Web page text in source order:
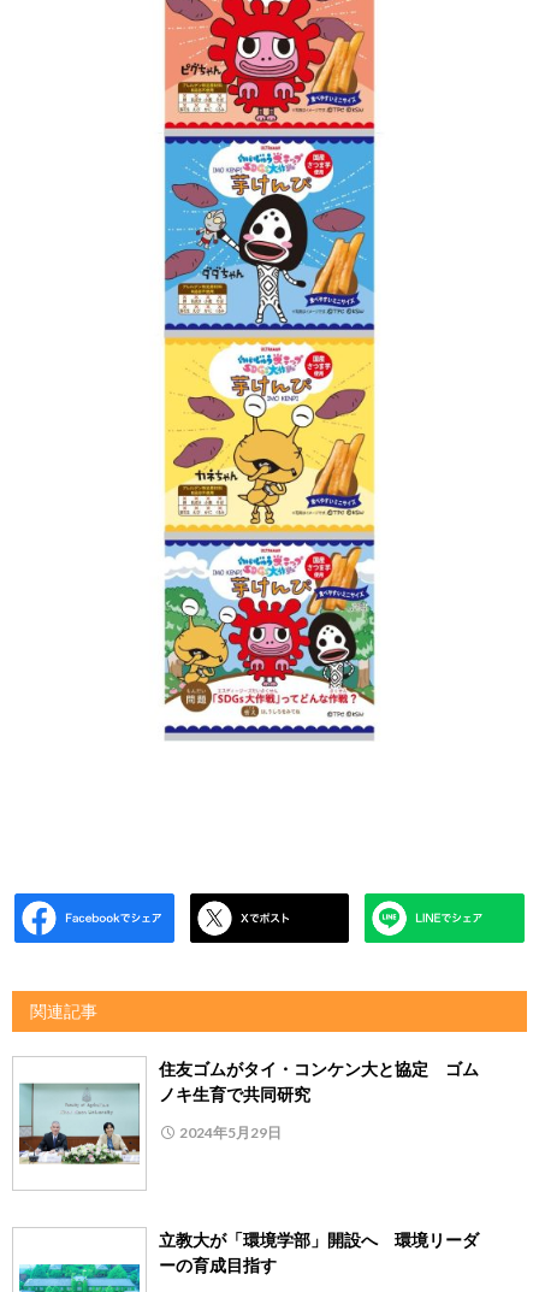
関連記事
住友ゴムがタイ・コンケン大と協定 ゴム
ノキ生育で共同研究
2024年5月29日
立教大が「環境学部」開設へ 環境リーダ
ーの育成目指す